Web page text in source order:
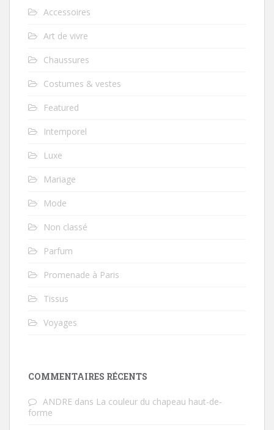
Accessoires
Art de vivre
Chaussures
Costumes & vestes
Featured
Intemporel
Luxe
Mariage
Mode
Non classé
Parfum
Promenade à Paris
Tissus
Voyages
COMMENTAIRES RÉCENTS
ANDRE dans La couleur du chapeau haut-de-
forme